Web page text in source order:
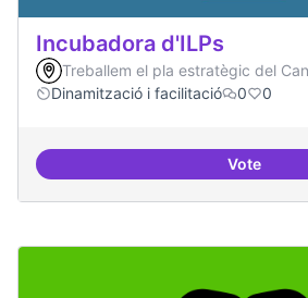
Incubadora d'ILPs
Treballem el pla estratègic del
Dinamització i facilitació
0 0
Vote